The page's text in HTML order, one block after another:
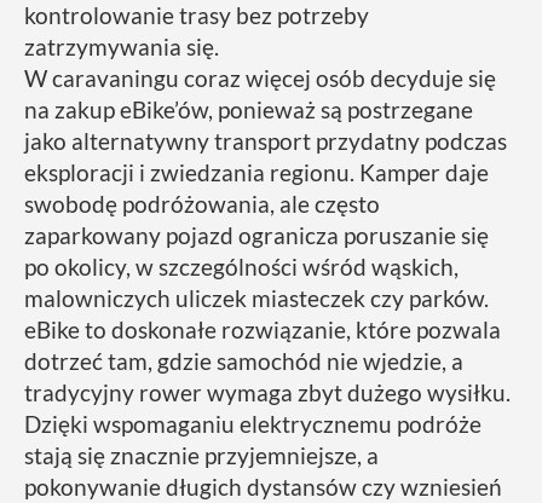
kontrolowanie trasy bez potrzeby
zatrzymywania się.
W caravaningu coraz więcej osób decyduje się
na zakup eBike’ów, ponieważ są postrzegane
jako alternatywny transport przydatny podczas
eksploracji i zwiedzania regionu. Kamper daje
swobodę podróżowania, ale często
zaparkowany pojazd ogranicza poruszanie się
po okolicy, w szczególności wśród wąskich,
malowniczych uliczek miasteczek czy parków.
eBike to doskonałe rozwiązanie, które pozwala
dotrzeć tam, gdzie samochód nie wjedzie, a
tradycyjny rower wymaga zbyt dużego wysiłku.
Dzięki wspomaganiu elektrycznemu podróże
stają się znacznie przyjemniejsze, a
pokonywanie długich dystansów czy wzniesień